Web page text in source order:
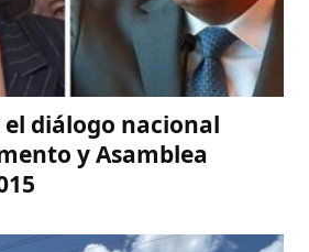
diálogo nacional
y Asamblea